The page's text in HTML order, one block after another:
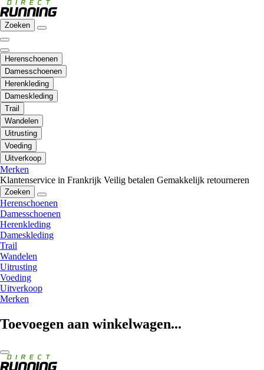
Zoeken
Herenschoenen
Damesschoenen
Herenkleding
Dameskleding
Trail
Wandelen
Uitrusting
Voeding
Uitverkoop
Merken
Klantenservice in Frankrijk Veilig betalen Gemakkelijk retourneren
Zoeken
Herenschoenen
Damesschoenen
Herenkleding
Dameskleding
Trail
Wandelen
Uitrusting
Voeding
Uitverkoop
Merken
Toevoegen aan winkelwagen...